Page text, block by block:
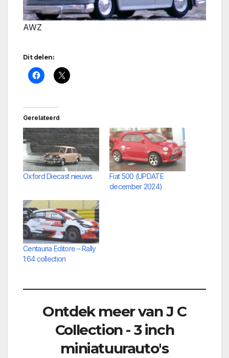
AWZ
Dit delen:
Gerelateerd
Oxford Diecast nieuws
Fiat 500 (UPDATE
december 2024)
Centauria Editore – Rally
1:64 collection
Ontdek meer van J C
Collection - 3 inch
miniatuurauto's